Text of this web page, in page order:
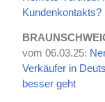
Kundenkontakts?
vom 06.03.25:
Verkäufer in
besser geht